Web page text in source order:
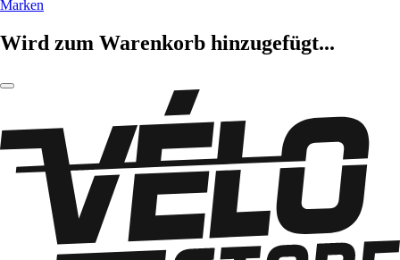
Marken
Wird zum Warenkorb hinzugefügt...